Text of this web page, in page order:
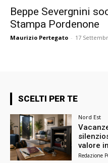
Beppe Severgnini
Stampa Pordenone
Maurizio Pertegato - 17
SCELTI PER TE
Nord Est
valore
Redazione